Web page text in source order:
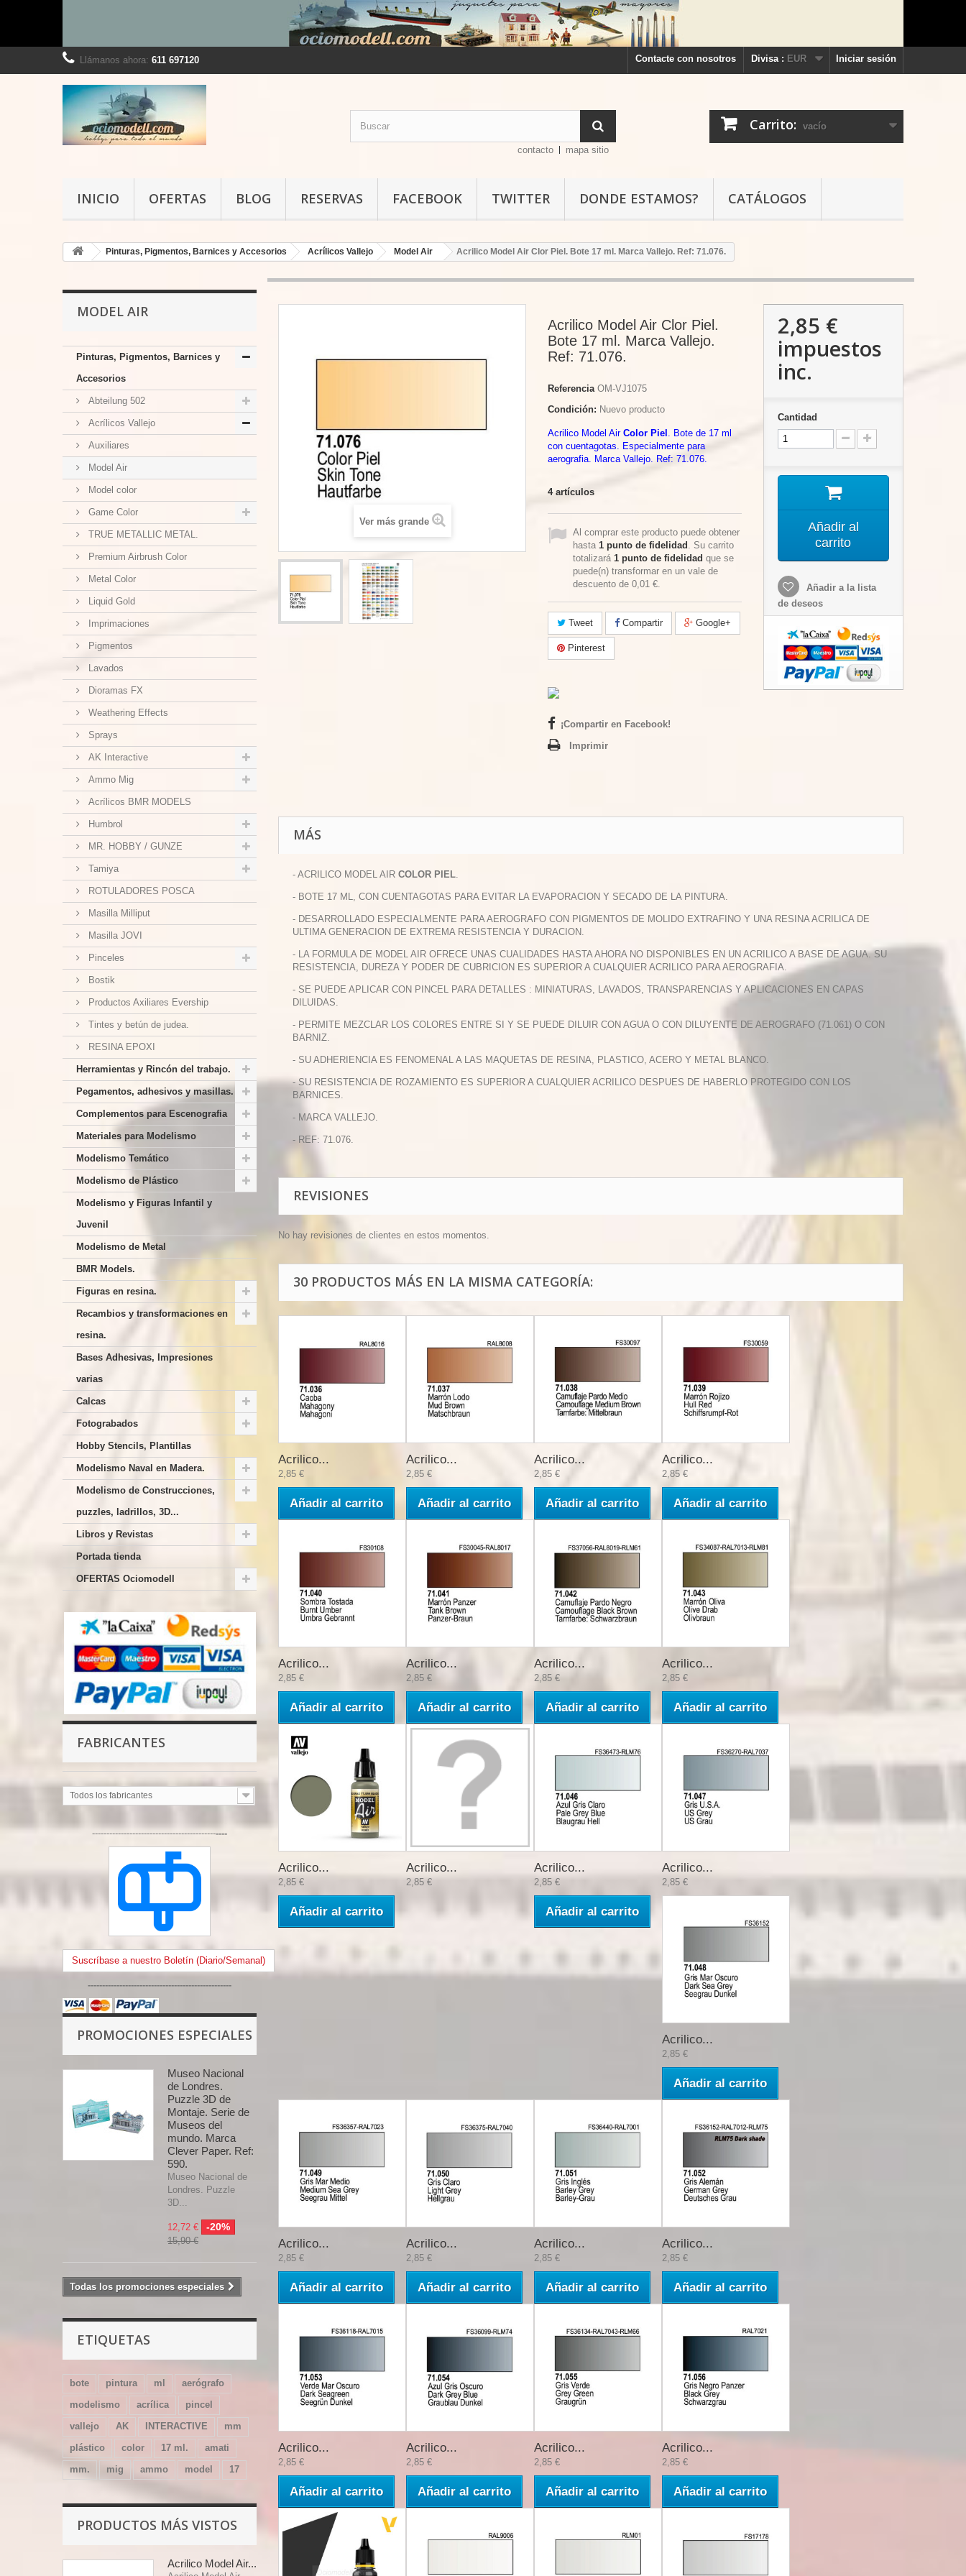
Iniciar sesión
Divisa : EUR
Contacte con nosotros
Llámanos ahora: 611 697120
Carrito: vacío
contacto mapa sitio
INICIO OFERTAS BLOG RESERVAS FACEBOOK TWITTER DONDE ESTAMOS? CATÁLOGOS
Pinturas, Pigmentos, Barnices y Accesorios Acrílicos Vallejo Model Air Acrilico Model Air Clor Piel. Bote 17 ml. Marca Vallejo. Ref: 71.076.
MODEL AIR
Pinturas, Pigmentos, Barnices y
Accesorios
Abteilung 502
Acrílicos Vallejo
Auxiliares
Model Air
Model color
Game Color
TRUE METALLIC METAL.
Premium Airbrush Color
Metal Color
Liquid Gold
Imprimaciones
Pigmentos
Lavados
Dioramas FX
Weathering Effects
Sprays
AK Interactive
Ammo Mig
Acrílicos BMR MODELS
Humbrol
MR. HOBBY / GUNZE
Tamiya
ROTULADORES POSCA
Masilla Milliput
Masilla JOVI
Pinceles
Bostik
Productos Axiliares Evership
Tintes y betún de judea.
RESINA EPOXI
Herramientas y Rincón del trabajo.
Pegamentos, adhesivos y masillas.
Complementos para Escenografia
Materiales para Modelismo
Modelismo Temático
Modelismo de Plástico
Modelismo y Figuras Infantil y
Juvenil
Modelismo de Metal
BMR Models.
Figuras en resina.
Recambios y transformaciones en
resina.
Bases Adhesivas, Impresiones
varias
Calcas
Fotograbados
Hobby Stencils, Plantillas
Modelismo Naval en Madera.
Modelismo de Construcciones,
puzzles, ladrillos, 3D...
Libros y Revistas
Portada tienda
OFERTAS Ociomodell
FABRICANTES
Todos los fabricantes
-----------------------------------------------
Suscríbase a nuestro Boletín (Diario/Semanal)
--------------------------------------------------
PROMOCIONES ESPECIALES
Museo Nacional
de Londres.
Puzzle 3D de
Montaje. Serie de
Museos del
mundo. Marca
Clever Paper. Ref:
590.
Museo Nacional de
Londres. Puzzle
3D...
12,72 € -20%
15,90 €
Todas los promociones especiales
ETIQUETAS
bote pintura ml
aerógrafo
modelismo
acrílica
pincel
vallejo
AK INTERACTIVE
mm
plástico
color 17 ml.
amati
mm.
mig ammo model 17
PRODUCTOS MÁS VISTOS
Acrilico Model Air...
Ver más grande
Acrilico Model Air Clor Piel.
Bote 17 ml. Marca Vallejo.
Ref: 71.076.
Referencia OM-VJ1075
Condición: Nuevo producto
Acrilico Model AirColor Piel . Bote de 17 ml
con cuentagotas. Especialmente para
aerografia. Marca Vallejo. Ref: 71.076.
4 artículos
Al comprar este producto puede obtener
hasta 1 punto de fidelidad . Su carrito
totalizará 1 punto de fidelidad que se
puede(n) transformar en un vale de
descuento de 0,01 €.
Tweet Compartir Google+
Pinterest
¡Compartir en Facebook!
Imprimir
2,85 €
impuestos
inc.
Cantidad
Añadir al
carrito
Añadir a la lista
de deseos
MÁS
- ACRILICO MODEL AIR COLOR PIEL.
- BOTE 17 ML, CON CUENTAGOTAS PARA EVITAR LA EVAPORACION Y SECADO DE LA PINTURA.
- DESARROLLADO ESPECIALMENTE PARA AEROGRAFO CON PIGMENTOS DE MOLIDO EXTRAFINO Y UNA RESINA ACRILICA DE
ULTIMA GENERACION DE EXTREMA RESISTENCIA Y DURACION.
- LA FORMULA DE MODEL AIR OFRECE UNAS CUALIDADES HASTA AHORA NO DISPONIBLES EN UN ACRILICO A BASE DE AGUA. SU
RESISTENCIA, DUREZA Y PODER DE CUBRICION ES SUPERIOR A CUALQUIER ACRILICO PARA AEROGRAFIA.
- SE PUEDE APLICAR CON PINCEL PARA DETALLES : MINIATURAS, LAVADOS, TRANSPARENCIAS Y APLICACIONES EN CAPAS
DILUIDAS.
- PERMITE MEZCLAR LOS COLORES ENTRE SI Y SE PUEDE DILUIR CON AGUA O CON DILUYENTE DE AEROGRAFO (71.061) O CON
BARNIZ.
- SU ADHERIENCIA ES FENOMENAL A LAS MAQUETAS DE RESINA, PLASTICO, ACERO Y METAL BLANCO.
- SU RESISTENCIA DE ROZAMIENTO ES SUPERIOR A CUALQUIER ACRILICO DESPUES DE HABERLO PROTEGIDO CON LOS
BARNICES.
- MARCA VALLEJO.
- REF: 71.076.
REVISIONES
No hay revisiones de clientes en estos momentos.
30 PRODUCTOS MÁS EN LA MISMA CATEGORÍA:
Acrilico...
2,85 €
Añadir al carrito
Acrilico...
2,85 €
Añadir al carrito
Acrilico...
2,85 €
Añadir al carrito
Acrilico...
2,85 €
Añadir al carrito
Acrilico...
2,85 €
Añadir al carrito
Acrilico...
2,85 €
Añadir al carrito
Acrilico...
2,85 €
Añadir al carrito
Acrilico...
2,85 €
Añadir al carrito
Acrilico...
2,85 €
Añadir al carrito
Acrilico...
2,85 €
Acrilico...
2,85 €
Añadir al carrito
Acrilico...
2,85 €
Acrilico...
2,85 €
Añadir al carrito
Acrilico...
2,85 €
Añadir al carrito
Acrilico...
2,85 €
Añadir al carrito
Acrilico...
2,85 €
Añadir al carrito
Acrilico...
2,85 €
Añadir al carrito
Acrilico...
2,85 €
Añadir al carrito
Acrilico...
2,85 €
Añadir al carrito
Acrilico...
2,85 €
Añadir al carrito
Acrilico...
2,85 €
Añadir al carrito